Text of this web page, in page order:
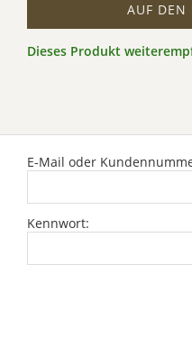
AUF DEN
Dieses Produkt
E-Mail oder
Kennwort: